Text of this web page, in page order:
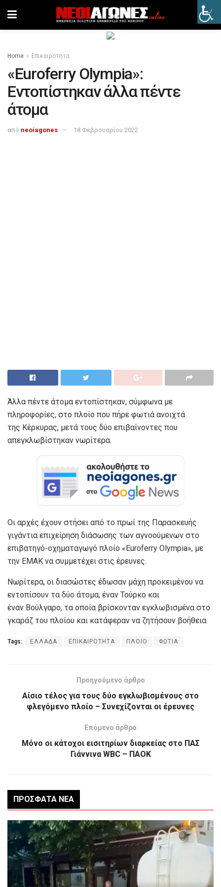
Home Επικαιρότητα
«Euroferry Olympia»:
Εντοπίστηκαν άλλα πέντε
άτομα
από neoiagones 18 Φεβρουαρίου 2022
Άλλα πέντε άτομα εντοπίστηκαν, σύμφωνα με
πληροφορίες, στο πλοίο που πήρε φωτιά ανοιχτά
της Κέρκυρας, μετά τους δύο επιβαίνοντες που
απεγκλωβίστηκαν νωρίτερα.
Οι αρχές έχουν στήσει από το πρωί της Παρασκευής
γιγάντια επιχείρηση διάσωσης των αγνοούμενων στο
επιβατηγό-οχηματαγωγό πλοίο «Euroferry Olympia», με
την ΕΜΑΚ να συμμετέχει στις έρευνες.
Νωρίτερα, οι διασώστες έδωσαν μάχη προκειμένου να
εντοπίσουν τα δύο άτομα, έναν Τούρκο και
έναν Βούλγαρο, τα οποία βρίσκονταν εγκλωβισμένα στο
γκαράζ του πλοίου και κατάφεραν να ζητήσουν βοήθεια.
Tags: ΕΛΛΑΔΑ ΕΠΙΚΑΙΡΟΤΗΤΑ ΠΛΟΙΟ ΦΩΤΙΑ
Προηγούμενο άρθρο
Αίσιο τέλος για τους δύο εγκλωβισμένους στο
φλεγόμενο πλοίο – Συνεχίζονται οι έρευνες
Επόμενο άρθρο
Μόνο οι κάτοχοι εισιτηρίων διαρκείας στο ΠΑΣ
Γιάννινα WBC – ΠΑΟΚ
ΠΡΌΣΦΑΤΑ ΝΈΑ